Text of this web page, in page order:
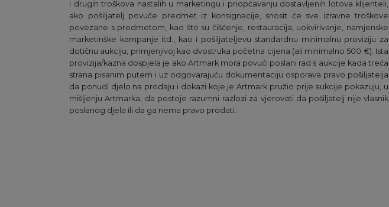
i drugih troškova nastalih u marketingu i priopćavanju dostavljenih lotova klijenteli,
ako pošiljatelj povuče predmet iz konsignacije, snosit će sve izravne troškove
povezane s predmetom, kao što su čišćenje, restauracija, uokvirivanje, namjenske
marketinške kampanje itd., kao i pošiljateljevu standardnu minimalnu proviziju za
dotičnu aukciju, primjenjivoj kao dvostruka početna cijena (ali minimalno 500 €). Ista
provizija/kazna dospjela je ako Artmark mora povući poslani rad s aukcije kada treća
strana pisanim putem i uz odgovarajuću dokumentaciju osporava pravo pošiljatelja
da ponudi djelo na prodaju i dokazi koje je Artmark pružio prije aukcije pokazuju, u
mišljenju Artmarka, da postoje razumni razlozi za vjerovati da pošiljatelj nije vlasnik
poslanog djela ili da ga nema pravo prodati.